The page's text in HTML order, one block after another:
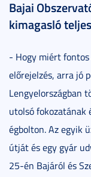
Bajai
kimagasló
- Hogy miért fontos
előrejelzés, arra jó
Lengyelországban
utolsó fokozatának
égbolton. Az egyik
útját és egy gyár
25-én Bajáról és